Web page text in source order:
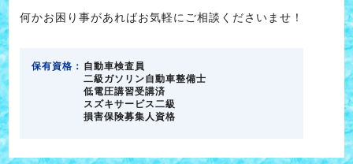
何かお困り事があればお気軽にご相談くださいませ！
保有資格： 自動車検査員
二級ガソリン自動車整備士
低電圧講習受講済
スズキサービス二級
損害保険募集人資格